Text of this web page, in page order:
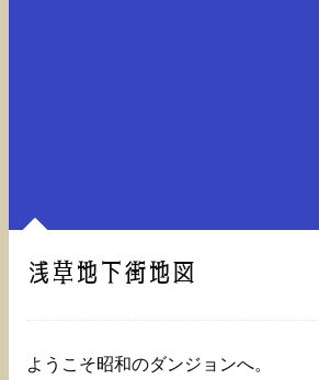
浅草地下街地図
ようこそ昭和のダンジョンへ。